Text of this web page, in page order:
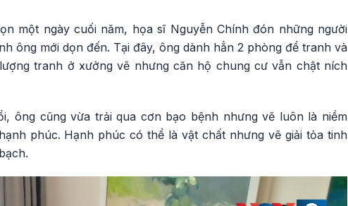
một ngày cuối năm, họa sĩ Nguyễn Chính đón những người
ông mới dọn đến. Tại đây, ông dành hẳn 2 phòng để tranh và
tranh ở xưởng vẽ nhưng căn hộ chung cư vẫn chật ních
ông cũng vừa trải qua cơn bạo bệnh nhưng vẽ luôn là niềm
phúc. Hạnh phúc có thể là vật chất nhưng vẽ giải tỏa tinh